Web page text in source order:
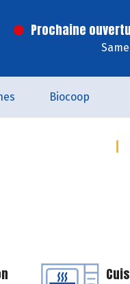
Prochaine
Biocoop